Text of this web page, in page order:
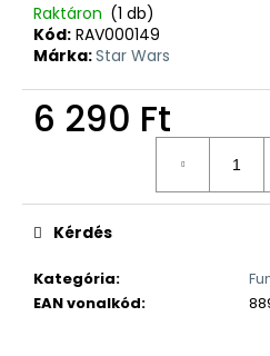
Raktáron (1 db)
Kód: RAV000149
Márka:Star Wars
6 290 Ft
Kategória:
EAN vonalkód:
Kérdés